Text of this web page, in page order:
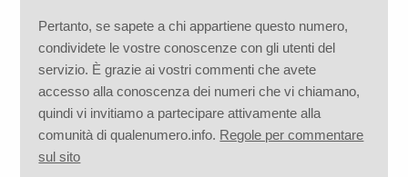
Pertanto, se sapete a chi appartiene questo numero,
condividete le vostre conoscenze con gli utenti del
servizio. È grazie ai vostri commenti che avete
accesso alla conoscenza dei numeri che vi chiamano,
quindi vi invitiamo a partecipare attivamente alla
comunità di qualenumero.info. Regole per commentare
sul sito